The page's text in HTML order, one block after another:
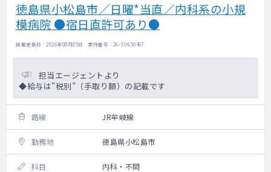
徳島県小松島市／日曜*当直／内科系の小規
模病院 ●宿日直許可あり●
掲載更新日 : 2026年08月05日 案件番号 : 26-SU650467
担当エージェントより
◆給与は”税別”（手取り額）の記載です
路線 JR牟岐線
勤務地 徳島県小松島市
科目 内科・不問